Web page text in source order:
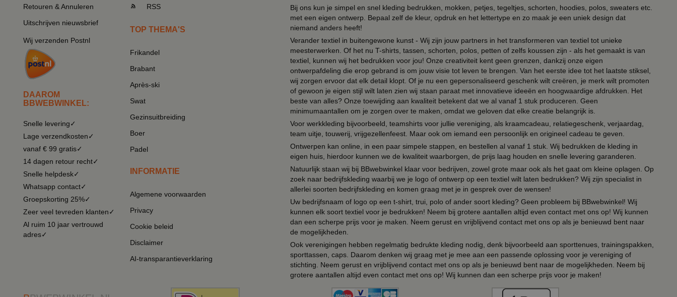
Retouren & Annuleren
Uitschrijven nieuwsbrief
Wij verzenden Postnl
DAAROM
BBWEBWINKEL:
Snelle levering✓
Lage verzendkosten✓
vanaf € 99 gratis✓
14 dagen retour recht✓
Snelle helpdesk✓
Whatsapp contact✓
Groepskorting 25%✓
Zeer veel tevreden klanten✓
Al ruim 10 jaar vertrouwd
adres✓
RSS
TOP THEMA'S
Frikandel
Brabant
Après-ski
Swat
Gezinsuitbreiding
Boer
Padel
INFORMATIE
Algemene voorwaarden
Privacy
Cookie beleid
Disclaimer
AI-transparantieverklaring
Bij ons kun je simpel en snel kleding bedrukken, mokken, petjes, tegeltjes, schorten, hoodies, polos, sweaters etc.
met een eigen ontwerp. Bepaal zelf de kleur, opdruk en het lettertype en zo maak je een uniek design dat
niemand anders heeft!
Verander textiel in buitengewone kunst - Wij zijn jouw partners in het transformeren van textiel tot unieke
meesterwerken. Of het nu T-shirts, tassen, schorten, polos, petten of zelfs koussen zijn - als het gemaakt is van
textiel, kunnen wij het bedrukken voor jou! Onze creativiteit kent geen grenzen, dankzij onze eigen
ontwerpafdeling die erop gebrand is om jouw visie tot leven te brengen. Van het eerste idee tot het laatste stiksel,
wij zorgen ervoor dat elk detail klopt. Of je nu een gepersonaliseerd geschenk wilt creëren, je merk wilt promoten
of gewoon je eigen stijl wilt laten zien wij staan paraat met innovatieve ideeën en hoogwaardige afdrukken. Het
beste van alles? Onze toewijding aan kwaliteit betekent dat we al vanaf 1 stuk produceren. Geen
minimumaantallen om je zorgen over te maken, omdat we geloven dat elke creatie belangrijk is.
Voor werkkleding bijvoorbeeld, teamshirts voor jullie vereniging, als kraamcadeau, relatiegeschenk, verjaardag,
team uitje, touwerij, vrijgezellenfeest. Maar ook om iemand een persoonlijk en origineel cadeau te geven.
Ontwerpen kan online, in een paar simpele stappen, en bestellen al vanaf 1 stuk. Wij bedrukken de kleding in
eigen huis, hierdoor kunnen we de kwaliteit waarborgen, de prijs laag houden en snelle levering garanderen.
Natuurlijk staan wij bij BBwebwinkel klaar voor bedrijven, zowel grote maar ook als het gaat om kleine oplagen. Op
zoek naar bedrijfskleding waarbij we je logo of ontwerp op een textiel wilt laten bedrukken? Wij zijn specialist in
allerlei soorten bedrijfskleding en komen graag met je in gesprek over de wensen!
Uw bedrijfsnaam of logo op een t-shirt, trui, polo of ander soort kleding? Geen probleem bij BBwebwinkel! Wij
kunnen elk soort textiel voor je bedrukken! Neem bij grotere aantallen altijd even contact met ons op! Wij kunnen
dan een scherpe prijs voor je maken. Neem gerust en vrijblijvend contact met ons op als je benieuwd bent naar
de mogelijkheden.
Ook verenigingen hebben regelmatig bedrukte kleding nodig, denk bijvoorbeeld aan sporttenues, trainingspakken,
sporttassen, caps. Daarom denken wij graag met je mee aan een passende oplossing voor je vereniging of
stichting. Neem gerust en vrijblijvend contact met ons op als je benieuwd bent naar de mogelijkheden. Neem bij
grotere aantallen altijd even contact met ons op! Wij kunnen dan een scherpe prijs voor je maken!